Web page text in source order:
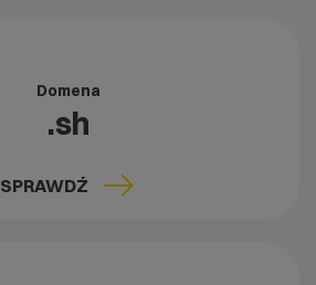
Domena
.sh
SPRAWDŹ